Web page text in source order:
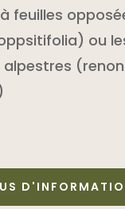
feuilles
ou
alpestres